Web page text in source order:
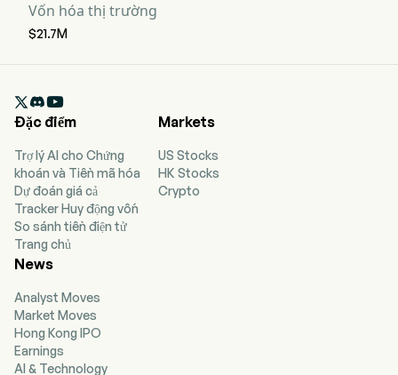
Vốn hóa thị trường
$21.7M

Đặc điểm
Trợ lý AI cho Chứng
khoán và Tiền mã hóa
Dự đoán giá cả
Tracker Huy động vốn
So sánh tiền điện tử
Trang chủ
Markets
US Stocks
HK Stocks
Crypto
News
Analyst Moves
Market Moves
Hong Kong IPO
Earnings
AI & Technology